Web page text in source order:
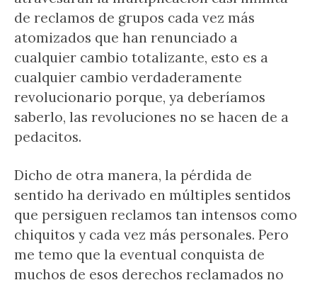
de reclamos de grupos cada vez más
atomizados que han renunciado a
cualquier cambio totalizante, esto es a
cualquier cambio verdaderamente
revolucionario porque, ya deberíamos
saberlo, las revoluciones no se hacen de a
pedacitos.
Dicho de otra manera, la pérdida de
sentido ha derivado en múltiples sentidos
que persiguen reclamos tan intensos como
chiquitos y cada vez más personales. Pero
me temo que la eventual conquista de
muchos de esos derechos reclamados no